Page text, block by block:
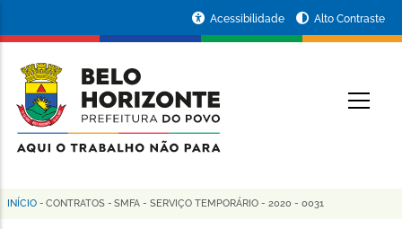
conteúdo
principal
da
Prefeitura
de
Horizonte
Acessibilidade Alto Contraste
Trilha
INÍCIO - CONTRATOS - SMFA - SERVIÇO TEMPORÁRIO - 2020 - 0031